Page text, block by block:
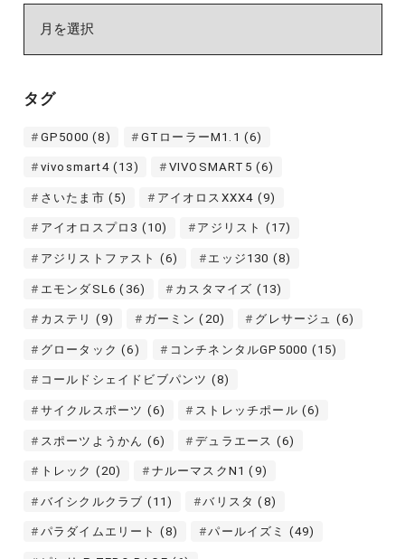
ブ
タグ
GP5000 (8) GTローラーM1.1 (6)
vivosmart4(13) VIVOSMART5 (6)
さいたま市 (5) アイオロスXXX4 (9)
アイオロスプロ3 (10) アジリスト (17)
アジリストファスト (6) エッジ130 (8)
エモンダSL6 (36) カスタマイズ (13)
カステリ (9) ガーミン (20) グレサージュ (6)
グロータック (6) コンチネンタルGP5000 (15)
コールドシェイドビブパンツ (8)
サイクルスポーツ (6) ストレッチポール (6)
スポーツようかん (6) デュラエース (6)
トレック (20) ナルーマスクN1 (9)
バイシクルクラブ (11) バリスタ (8)
パラダイムエリート (8) パールイズミ (49)